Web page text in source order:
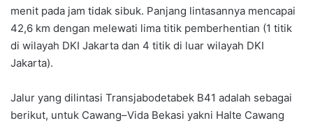
menit pada jam tidak sibuk. Panjang lintasannya mencapai
42,6 km dengan melewati lima titik pemberhentian (1 titik
di wilayah DKI Jakarta dan 4 titik di luar wilayah DKI
Jakarta).
Jalur yang dilintasi Transjabodetabek B41 adalah sebagai
berikut, untuk Cawang–Vida Bekasi yakni Halte Cawang